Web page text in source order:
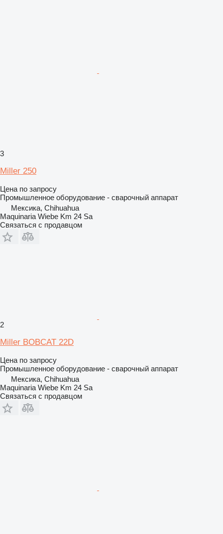
3
Miller 250
Цена по запросу
Промышленное оборудование - сварочный аппарат
Мексика, Chihuahua
Maquinaria Wiebe Km 24 Sa
Связаться с продавцом
2
Miller BOBCAT 22D
Цена по запросу
Промышленное оборудование - сварочный аппарат
Мексика, Chihuahua
Maquinaria Wiebe Km 24 Sa
Связаться с продавцом